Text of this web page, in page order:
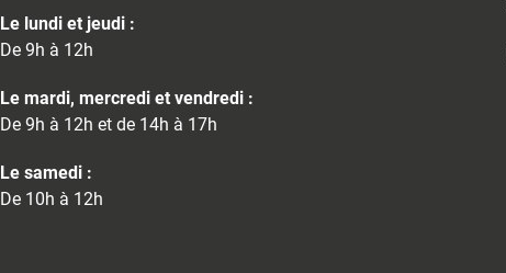
Le lundi et jeudi :
De 9h à 12h
Le mardi, mercredi et vendredi :
De 9h à 12h et de 14h à 17h
Le samedi :
De 10h à 12h